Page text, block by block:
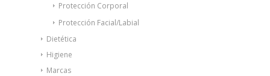
Protección Corporal
Protección Facial/Labial
Dietética
Higiene
Marcas